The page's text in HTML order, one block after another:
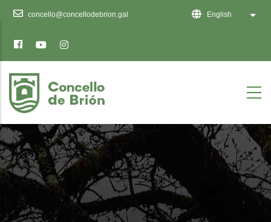
sitio
web
inclúe
un
sistema
de
accesibilidade.
concello@concellodebrion.gal English List